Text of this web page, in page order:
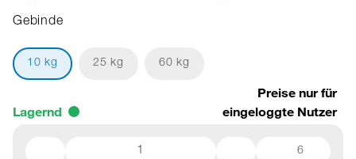
Gebinde
10 kg 25 kg 60 kg
Lagernd
Preise nur für
eingeloggte Nutzer
6